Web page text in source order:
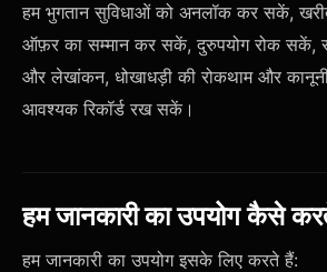
हम भुगतान सुविधाओं को अनलॉक कर सकें,
ऑफ़र का सम्मान कर सकें, दुरुपयोग रोक सकें,
और लेखांकन, धोखाधड़ी की रोकथाम और
आवश्यक रिकॉर्ड रख सकें।
हम जानकारी का उपयोग कैसे
हम जानकारी का उपयोग इसके लिए करते हैं: